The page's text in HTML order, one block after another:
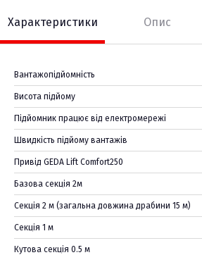
Характеристики Опис
Вантажопідйомність
Висота підйому
Підйомник працює від електромережі
Швидкість підйому вантажів
Привід GEDA Lift Comfort250
Базова секція 2м
Секція 2 м (загальна довжина драбини 15 м)
Секція 1 м
Кутова секція 0.5 м